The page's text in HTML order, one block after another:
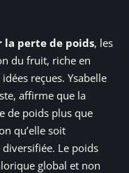
la perte de poids, les
du fruit, riche en
reçues. Ysabelle
affirme que la
de poids plus que
qu’elle soit
Le poids
global et non